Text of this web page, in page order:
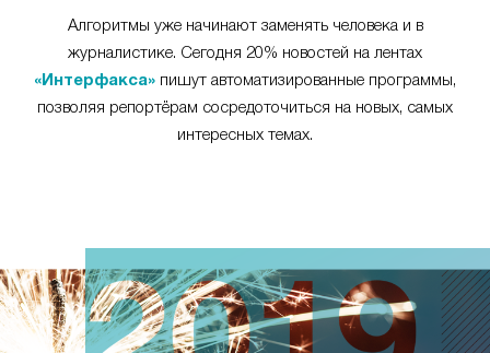
Алгоритмы уже начинают заменять человека и в
журналистике. Сегодня 20% новостей на лентах
«Интерфакса» пишут автоматизированные программы,
позволяя репортёрам сосредоточиться на новых, самых
интересных темах.